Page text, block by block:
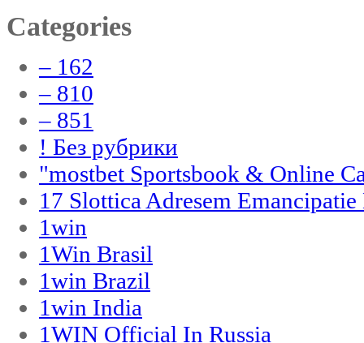
Categories
– 162
– 810
– 851
! Без рубрики
"‎mostbet Sportsbook & Online
17 Slottica Adresem
1win
1Win Brasil
1win Brazil
1win India
1WIN Official In Russia